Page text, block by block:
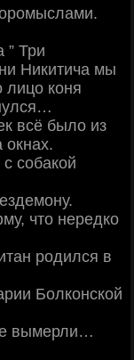
” Три
Никитича мы
лицо коня
всё было из
окнах.
собакой
что нередко
родился в
Болконской
вымерли…